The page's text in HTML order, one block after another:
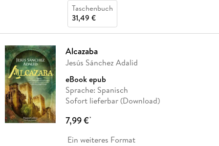
Taschenbuch
31,49 €
Alcazaba
Jesús Sánchez Adalid
eBook epub
Sprache: Spanisch
Sofort lieferbar (Download)
7,99 €*
Ein weiteres Format